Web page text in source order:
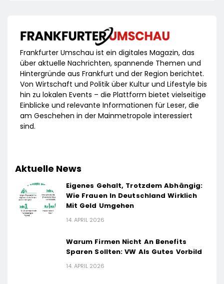
Frankfurter Umschau ist ein digitales Magazin, das
über aktuelle Nachrichten, spannende Themen und
Hintergründe aus Frankfurt und der Region berichtet.
Von Wirtschaft und Politik über Kultur und Lifestyle bis
hin zu lokalen Events – die Plattform bietet vielseitige
Einblicke und relevante Informationen für Leser, die
am Geschehen in der Mainmetropole interessiert
sind.
Aktuelle News
Eigenes Gehalt, Trotzdem Abhängig:
Wie Frauen In Deutschland Wirklich
Mit Geld Umgehen
14. APRIL 2026
Warum Firmen Nicht An Benefits
Sparen Sollten: VW Als Gutes Vorbild
14. APRIL 2026